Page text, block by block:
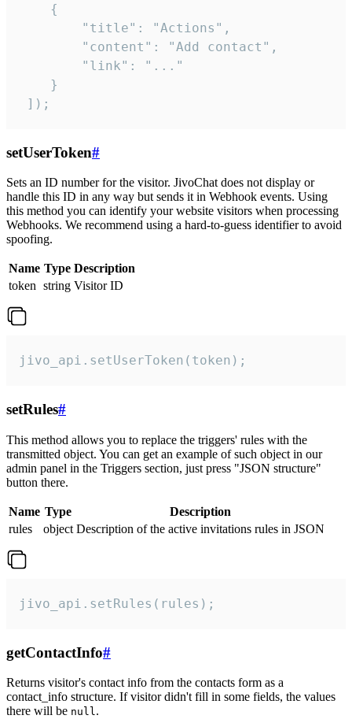
    {
        "title": "Actions",
        "content": "Add contact",
        "link": "..."
    }
]);
setUserToken#
Sets an ID number for the visitor. JivoChat does not display or
handle this ID in any way but sends it in Webhook events. Using
this method you can identify your website visitors when processing
Webhooks. We recommend using a hard-to-guess identifier to avoid
spoofing.
Name Type Description
token string Visitor ID
jivo_api.setUserToken(token);
setRules#
This method allows you to replace the triggers' rules with the
transmitted object. You can get an example of such object in our
admin panel in the Triggers section, just press "JSON structure"
button there.
Name Type
Description
rules
object Description of the active invitations rules in JSON
jivo_api.setRules(rules);
getContactInfo#
Returns visitor's contact info from the contacts form as a
contact_info structure. If visitor didn't fill in some fields, the values
there will be null.